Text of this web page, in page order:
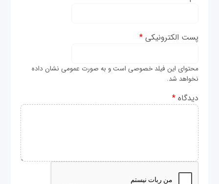
پست الکترونیکی*
محتوای این فیلد خصوصی است و به صورت عمومی نشان داده
نخواهد شد.
دیدگاه*